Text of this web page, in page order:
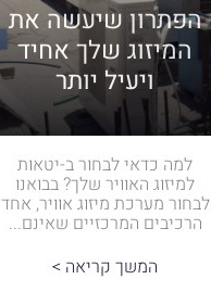
הפתרון שיעשה את
המיזוג שלך אחיד
ויעיל יותר
למה כדאי לבחור ב-יטאות
למיזוג האוויר שלך? בבואנו
לבחור מערכת מיזוג אוויר, אחד
הרכיבים המרכזיים שאינם...
המשך קריאה >